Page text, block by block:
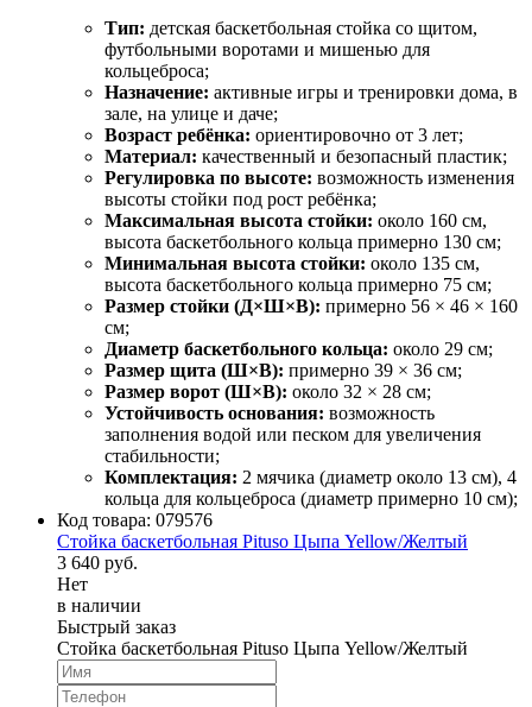
Тип: детская баскетбольная стойка со щитом,
футбольными воротами и мишенью для
кольцеброса;
Назначение: активные игры и тренировки дома, в
зале, на улице и даче;
Возраст ребёнка: ориентировочно от 3 лет;
Материал: качественный и безопасный пластик;
Регулировка по высоте: возможность изменения
высоты стойки под рост ребёнка;
Максимальная высота стойки: около 160 см,
высота баскетбольного кольца примерно 130 см;
Минимальная высота стойки: около 135 см,
высота баскетбольного кольца примерно 75 см;
Размер стойки (Д×Ш×В): примерно 56 × 46 × 160
см;
Диаметр баскетбольного кольца: около 29 см;
Размер щита (Ш×В): примерно 39 × 36 см;
Размер ворот (Ш×В): около 32 × 28 см;
Устойчивость основания: возможность
заполнения водой или песком для увеличения
стабильности;
Комплектация: 2 мячика (диаметр около 13 см), 4
кольца для кольцеброса (диаметр примерно 10 см);
Код товара: 079576
Стойка баскетбольная Pituso Цыпа Yellow/Желтый
3 640 руб.
Нет
в наличии
Быстрый заказ
Стойка баскетбольная Pituso Цыпа Yellow/Желтый